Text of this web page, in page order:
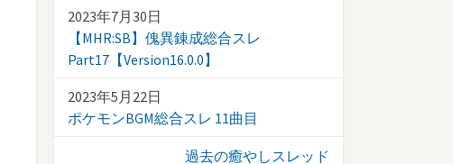
2023年7月30日
【MHR:SB】傀異錬成総合スレ
Part17【Version16.0.0】
2023年5月22日
ポケモンBGM総合スレ 11曲目
過去の癒やしスレッド